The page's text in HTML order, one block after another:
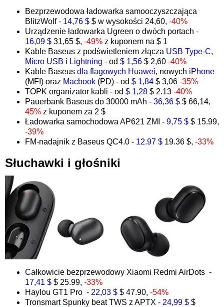
Bezprzewodowa ładowarka samooczyszczająca
BlitzWolf - 14,76 $ $ w wysokości 24,60, -40%
Urządzenie ładowarka Ugreen o dwóch portach -
16,09 $ 31,65 $, -49% z kuponem na $ 1
Kable Baseus z podświetleniem złącza USB Type-C,
Micro USB i Lightning - od $ 1,56 $ 2,60 -40%
Kable Baseus dla flagowych Huawei, nowych iPhone
(MFI) oraz Macbook (PD) - od $ 1,84 $ 3,06 -35%
TOPK organizator kabli - od $ 1,28 $ 2.13 -40%
Pauerbank Baseus do 30000 mAh - 36,36 $ $ 66,14,
45% z kuponem za 2 $
Ładowarka samochodowa AP621 ZMI - 9,75 $ $ 15.99,
-39%
FM-nadajnik z Baseus QC4.0 - 12.97 $ 19.36 $, -33%
Słuchawki i głośniki
Całkowicie bezprzewodowy Xiaomi Redmi AirDots -
17,41 $ $ 25.99, -33%
Haylou GT1 Pro - 22,03 $ $ 47.90, -54%
Tronsmart Spunky beat TWS z APTX - 24,99 $ $